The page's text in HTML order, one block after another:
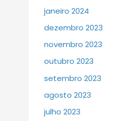
janeiro 2024
dezembro 2023
novembro 2023
outubro 2023
setembro 2023
agosto 2023
julho 2023